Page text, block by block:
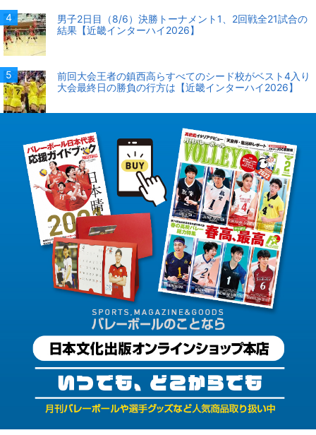
男子2日目（8/6）決勝トーナメント1、2回戦全21試合の
結果【近畿インターハイ2026】
前回大会王者の鎮西高らすべてのシード校がベスト4入り
大会最終日の勝負の行方は【近畿インターハイ2026】